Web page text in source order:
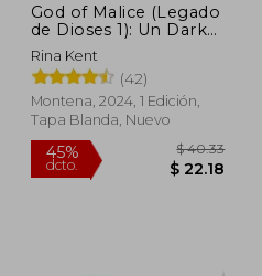
God of Malice (Legado
de Dioses 1): Un Dark
Romance Universitario
Rina Kent
(42)
Montena, 2024, 1 Edición,
Tapa Blanda, Nuevo
Rápido